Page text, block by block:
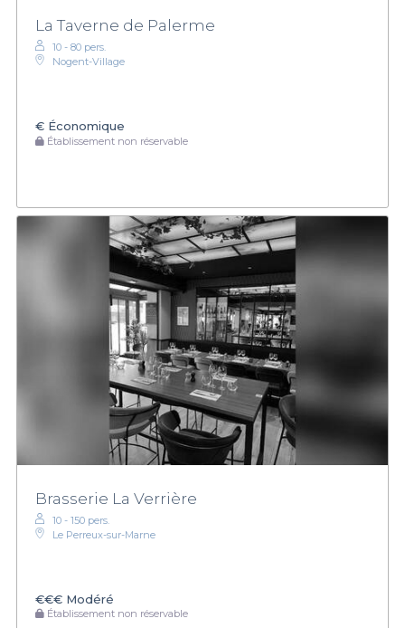
La Taverne de Palerme
10 - 80 pers.
Nogent-Village
€ Économique
Établissement non réservable
Brasserie La Verrière
10 - 150 pers.
Le Perreux-sur-Marne
€€€ Modéré
Établissement non réservable